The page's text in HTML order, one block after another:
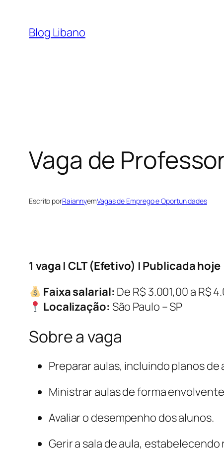
Blog Libano
Vaga de
Escrito porRaiannyemVagas de Emprego e Oportunidades
1 vaga | CLT (Efetivo) | Publicada hoje
Faixa salarial: De R$ 3.001,00 a R$
Localização: São Paulo – SP
Sobre a vaga
Preparar aulas, incluindo planos
Ministrar aulas de forma
Avaliar o desempenho dos alunos.
Gerir a sala de aula,